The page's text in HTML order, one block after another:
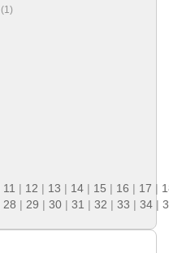
(1)
11 | 12 | 13 | 14 | 15 | 16 | 17 |
28 | 29 | 30 | 31 | 32 | 33 | 34 |